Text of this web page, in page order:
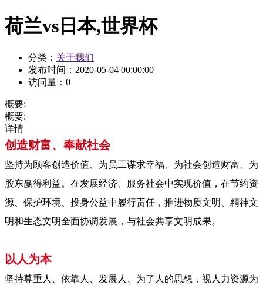
荷兰vs日本,世界杯
分类： 关于我们
发布时间： 2020-05-04 00:00:00
访问量： 0
概要:
概要:
详情
创造财富、奉献社会
坚持为顾客创造价值、为员工谋求幸福、为社会创造财富、为
股东赢得利益。在发展经济、服务社会中实现价值，在节约资
源、保护环境、投身公益中履行责任，推进物质文明、精神文
明和生态文明全面协调发展，与社会共享文明成果。
以人为本
坚持尊重人、依靠人、发展人、为了人的思想，视人力资源为